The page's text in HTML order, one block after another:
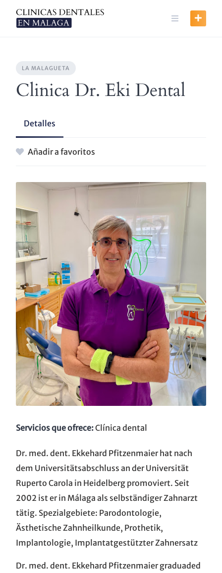
content
LA MALAGUETA
Clinica Dr. Eki Dental
Detalles
Añadir a favoritos
Servicios que ofrece:Clínica dental
Dr. med. dent. Ekkehard Pfitzenmaier hat nach
dem Universitätsabschluss an der Universität
Ruperto Carola in Heidelberg promoviert. Seit
2002 ist er in Málaga als selbständiger Zahnarzt
tätig. Spezialgebiete: Parodontologie,
Ästhetische Zahnheilkunde, Prothetik,
Implantologie, Implantatgestützter Zahnersatz
Dr. med. dent. Ekkehard Pfitzenmaier graduaded